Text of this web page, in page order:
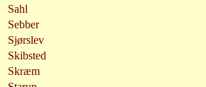
Sahl
Sebber
Sjørslev
Skibsted
Skræm